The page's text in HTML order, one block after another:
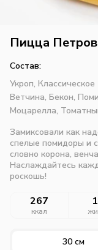
Пицца
Состав:
Укроп, Классическое
Ветчина, Бекон,
Моцарелла,
Замиксовали как
спелые помидоры и
словно корона,
Наслаждайтесь
роскошь!
267
ккал
30 см